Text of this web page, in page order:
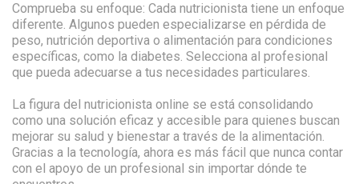
Comprueba su enfoque: Cada nutricionista tiene un enfoque
diferente. Algunos pueden especializarse en pérdida de
peso, nutrición deportiva o alimentación para condiciones
específicas, como la diabetes. Selecciona al profesional
que pueda adecuarse a tus necesidades particulares.
La figura del nutricionista online se está consolidando
como una solución eficaz y accesible para quienes buscan
mejorar su salud y bienestar a través de la alimentación.
Gracias a la tecnología, ahora es más fácil que nunca contar
con el apoyo de un profesional sin importar dónde te